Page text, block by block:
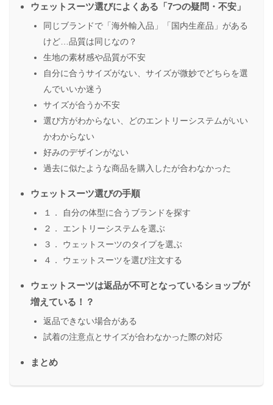
ウェットスーツ選びによくある「7つの疑問・不安」
同じブランドで「海外輸入品」「国内生産品」がある
けど…品質は同じなの？
生地の素材感や品質が不安
自分に合うサイズがない、サイズが微妙でどちらを選
んでいいか迷う
サイズが合うか不安
選び方がわからない、どのエントリーシステムがいい
かわからない
好みのデザインがない
過去に似たような商品を購入したが合わなかった
ウェットスーツ選びの手順
１． 自分の体型に合うブランドを探す
２． エントリーシステムを選ぶ
３． ウェットスーツのタイプを選ぶ
４． ウェットスーツを選び注文する
ウェットスーツは返品が不可となっているショップが
増えている！？
返品できない場合がある
試着の注意点とサイズが合わなかった際の対応
まとめ